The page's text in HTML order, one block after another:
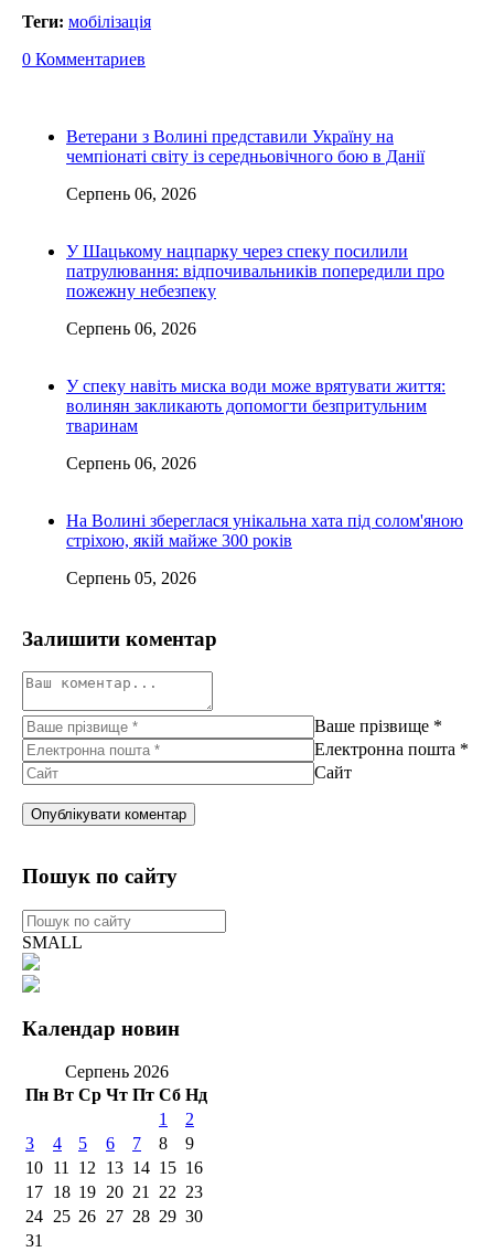
Теги: мобілізація
0 Комментариев
Ветерани з Волині представили Україну на
чемпіонаті світу із середньовічного бою в Данії
Серпень 06, 2026
У Шацькому нацпарку через спеку посилили
патрулювання: відпочивальників попередили про
пожежну небезпеку
Серпень 06, 2026
У спеку навіть миска води може врятувати життя:
волинян закликають допомогти безпритульним
тваринам
Серпень 06, 2026
На Волині збереглася унікальна хата під солом'яною
стріхою, якій майже 300 років
Серпень 05, 2026
Залишити коментар
Ваше прізвище *
Електронна пошта *
Сайт
Пошук по сайту
SMALL
Календар новин
Серпень 2026
Пн Вт Ср Чт Пт Сб Нд
1
2
3
4 5 6 7 8
9
10 11 12 13 14 15 16
17 18 19 20 21 22 23
24 25 26 27 28 29 30
31